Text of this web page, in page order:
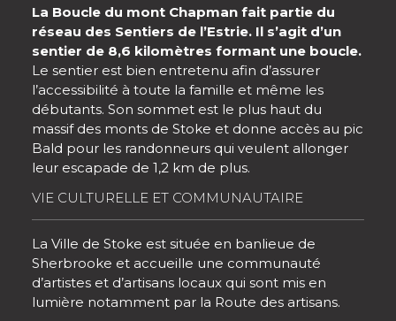
La Boucle du mont Chapman fait partie du
réseau des Sentiers de l’Estrie. Il s’agit d’un
sentier de 8,6 kilomètres formant une boucle.
Le sentier est bien entretenu afin d’assurer
l’accessibilité à toute la famille et même les
débutants. Son sommet est le plus haut du
massif des monts de Stoke et donne accès au pic
Bald pour les randonneurs qui veulent allonger
leur escapade de 1,2 km de plus.
VIE CULTURELLE ET COMMUNAUTAIRE
La Ville de Stoke est située en banlieue de
Sherbrooke et accueille une communauté
d’artistes et d’artisans locaux qui sont mis en
lumière notamment par la Route des artisans.